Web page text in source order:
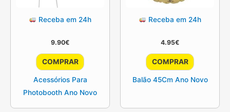
Receba em 24h
9.90€
COMPRAR
Acessórios Para
Photobooth Ano Novo
Receba em 24h
4.95€
COMPRAR
Balão 45Cm Ano Novo